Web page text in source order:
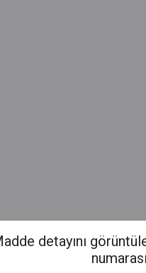
detayını